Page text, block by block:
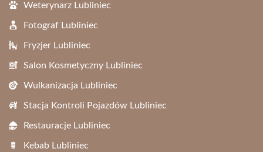
Weterynarz Lubliniec
Fotograf Lubliniec
Fryzjer Lubliniec
Salon Kosmetyczny Lubliniec
Wulkanizacja Lubliniec
Stacja Kontroli Pojazdów Lubliniec
Restauracje Lubliniec
Kebab Lubliniec